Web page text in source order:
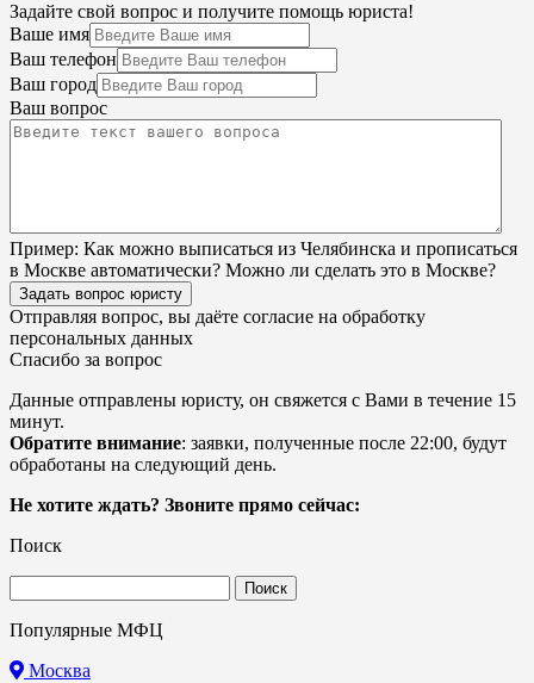
Задайте свой вопрос и получите помощь юриста!
Ваше имя
Ваш телефон
Ваш город
Ваш вопрос
Пример: Как можно выписаться из Челябинска и прописаться
в Москве автоматически? Можно ли сделать это в Москве?
Задать вопрос юристу
Отправляя вопрос, вы даёте согласие на обработку
персональных данных
Спасибо за вопрос
Данные отправлены юристу, он свяжется с Вами в течение 15
минут.
Обратите внимание: заявки, полученные после 22:00, будут
обработаны на следующий день.
Не хотите ждать? Звоните прямо сейчас:
Поиск
Популярные МФЦ
Москва